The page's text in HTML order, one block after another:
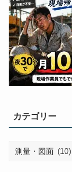
カテゴリー
カ